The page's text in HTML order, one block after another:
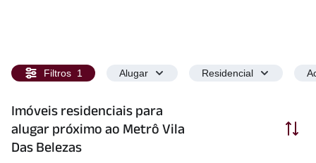
Filtros 1 Alugar Residencial
Imóveis residenciais para
alugar próximo ao Metrô Vila
Das Belezas
Ordenar